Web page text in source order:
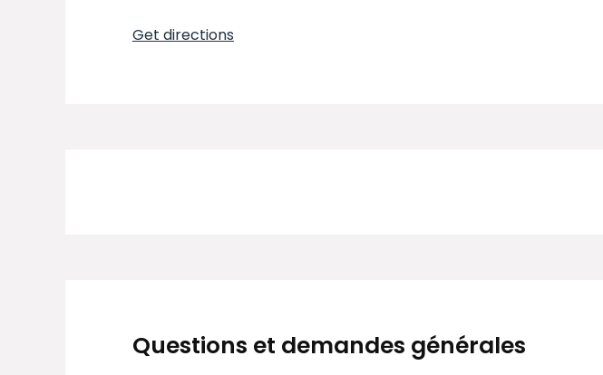
Get directions
Questions et demandes générales